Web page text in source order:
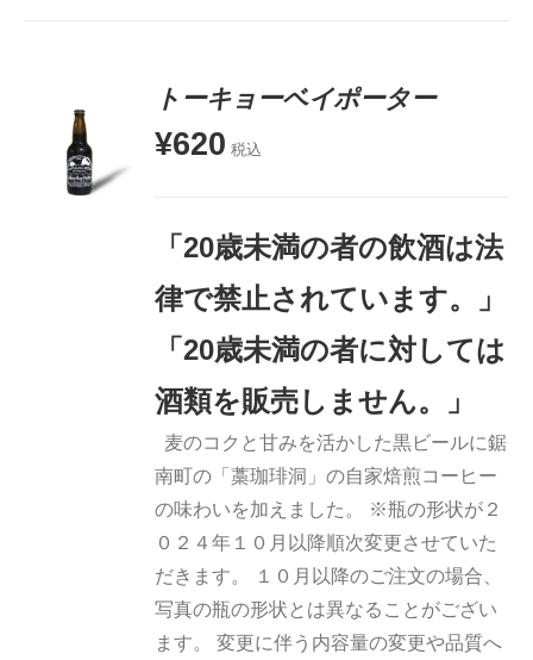
お買い物
トーキョーベイポーター
¥620 税込
「20歳未満の者の飲酒は法
律で禁止されています。」
「20歳未満の者に対しては
酒類を販売しません。」
麦のコクと甘みを活かした黒ビールに鋸
南町の「藁珈琲洞」の自家焙煎コーヒー
の味わいを加えました。 ※瓶の形状が２
０２４年１０月以降順次変更させていた
だきます。 １０月以降のご注文の場合、
写真の瓶の形状とは異なることがござい
ます。 変更に伴う内容量の変更や品質へ